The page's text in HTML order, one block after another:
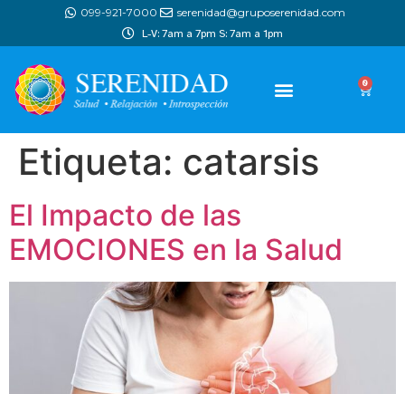
099-921-7000 serenidad@gruposerenidad.com
L-V: 7am a 7pm S: 7am a 1pm
0
Etiqueta: catarsis
El Impacto de las
EMOCIONES en la Salud